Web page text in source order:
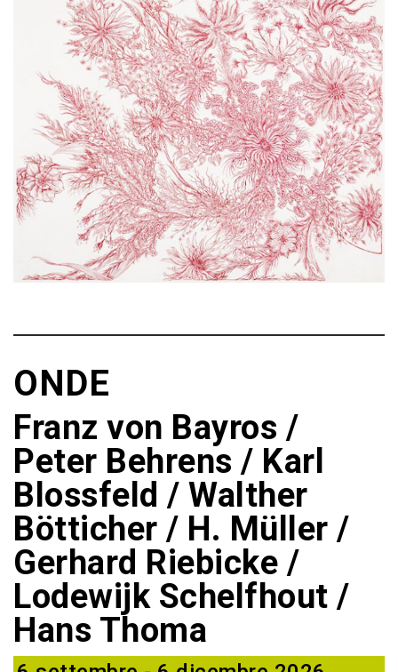
ONDE
Franz von Bayros /
Peter Behrens / Karl
Blossfeld / Walther
Bötticher / H. Müller /
Gerhard Riebicke /
Lodewijk Schelfhout /
Hans Thoma